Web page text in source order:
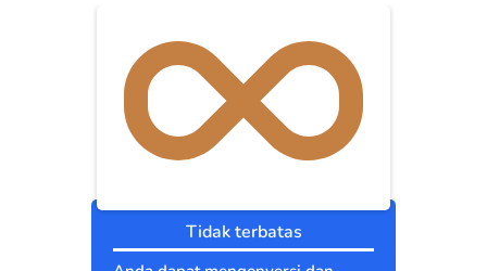
Tidak terbatas